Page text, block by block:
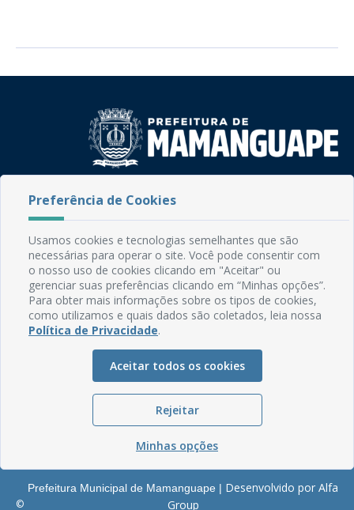
Rua do Imperador, 78, Centro
Email: comunicacao@mamanguape.pb.gov.br
Expediente: Segunda à Sexta, das 08h às 13h
Mapa do Site
Perguntas frequentes
Glossário
Serviços Internos
©
Prefeitura Municipal de Mamanguape | Desenvolvido por Alfa
Group
Preferência de Cookies
Usamos cookies e tecnologias semelhantes que são
necessárias para operar o site. Você pode consentir com
o nosso uso de cookies clicando em "Aceitar" ou
gerenciar suas preferências clicando em “Minhas opções”.
Para obter mais informações sobre os tipos de cookies,
como utilizamos e quais dados são coletados, leia nossa
Política de Privacidade.
Aceitar todos os cookies
Rejeitar
Minhas opções